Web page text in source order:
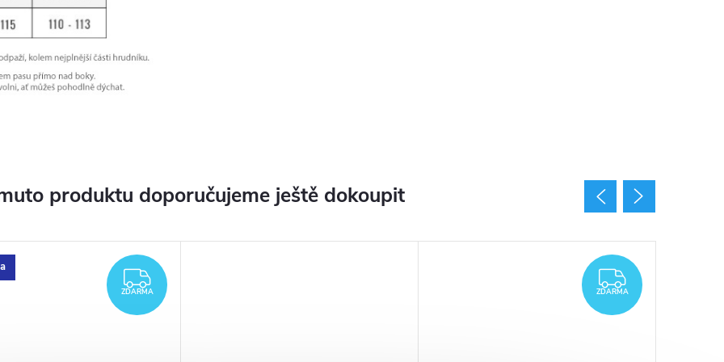
produktu doporučujeme ještě dokoupit
ZDARMA
ZDARMA
ZDARMA
ZDARMA